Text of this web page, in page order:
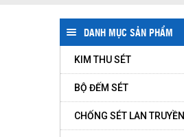
DANH MỤC SẢN PHẨM
KIM THU SÉT
BỘ ĐẾM SÉT
CHỐNG SÉT LAN TRUYỀN